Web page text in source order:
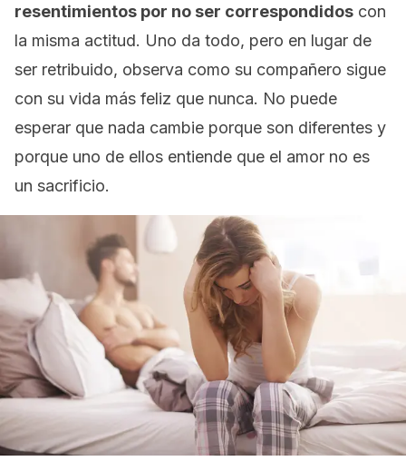
resentimientos por no ser correspondidos con
la misma actitud. Uno da todo, pero en lugar de
ser retribuido, observa como su compañero sigue
con su vida más feliz que nunca. No puede
esperar que nada cambie porque son diferentes y
porque uno de ellos entiende que el amor no es
un sacrificio.